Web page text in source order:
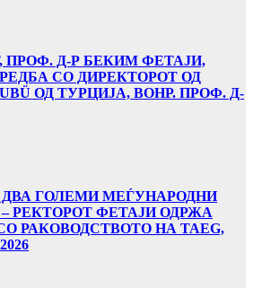
ПРОФ. Д-Р БЕКИМ ФЕТАЈИ,
СО ДИРЕКТОРОТ ОД
ОД ТУРЦИЈА, ВОНР. ПРОФ. Д-
ГОЛЕМИ МЕЃУНАРОДНИ
РЕКТОРОТ ФЕТАЈИ ОДРЖА
РАКОВОДСТВОТО НА TAEG,